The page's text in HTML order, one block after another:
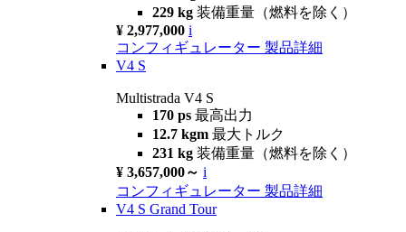
229 kg 装備重量（燃料を除く）
¥ 2,977,000 i
コンフィギュレーター 製品詳細
V4 S
Multistrada V4 S
170 ps 最高出力
12.7 kgm 最大トルク
231 kg 装備重量（燃料を除く）
¥ 3,657,000～ i
コンフィギュレーター 製品詳細
V4 S Grand Tour